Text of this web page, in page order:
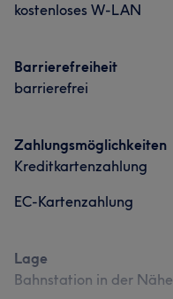
kostenloses W-LAN
Barrierefreiheit
barrierefrei
Zahlungsmöglichkeiten
Kreditkartenzahlung
EC-Kartenzahlung
Lage
Bahnstation in der Nähe